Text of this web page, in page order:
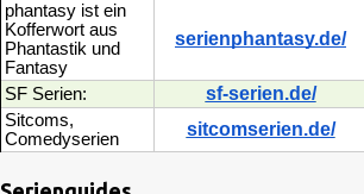
phantasy ist ein
Kofferwort aus
Phantastik und
Fantasy
serienphantasy.de/
SF Serien: sf-serien.de/
Sitcoms,
Comedyserien
sitcomserien.de/